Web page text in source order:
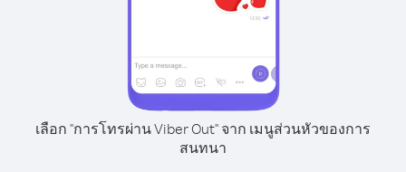
เลือก "การโทรผ่าน Viber Out" จาก เมนูส่วนหัวของการ
สนทนา